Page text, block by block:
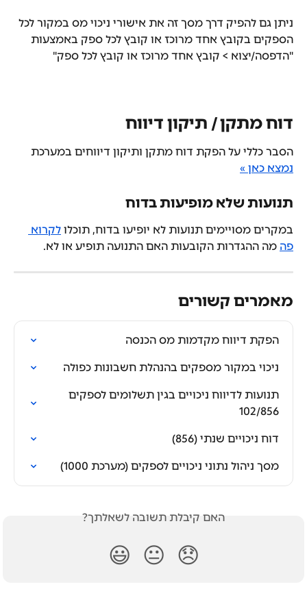
ניתן גם להפיק דרך מסך זה את אישורי ניכוי מס במקור לכל
הספקים בקובץ אחד מרוכז או קובץ לכל ספק באמצעות
"הדפסה/יצוא > קובץ אחד מרוכז או קובץ לכל ספק"
דוח מתקן / תיקון דיווח
הסבר כללי על הפקת דוח מתקן ותיקון דיווחים במערכת
נמצא כאן »
תנועות שלא מופיעות בדוח
במקרים מסויימים תנועות לא יופיעו בדוח, תוכלו לקרוא
פה מה ההגדרות הקובעות האם התנועה תופיע או לא.
מאמרים קשורים
הפקת דיווח מקדמות מס הכנסה
ניכוי במקור מספקים בהנהלת חשבונות כפולה
תנועות לדיווח ניכויים בגין תשלומים לספקים
102/856
דוח ניכויים שנתי (856)
מסך ניהול נתוני ניכויים לספקים (מערכת 1000)
האם קיבלת תשובה לשאלתך?
😞
😐
😃